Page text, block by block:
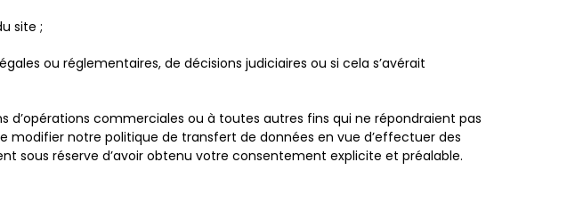
site ;
ou réglementaires, de décisions judiciaires ou si cela s’avérait
commerciales ou à toutes autres fins qui ne répondraient pas
modifier notre politique de transfert de données en vue d’effectuer des
sous réserve d’avoir obtenu votre consentement explicite et préalable.